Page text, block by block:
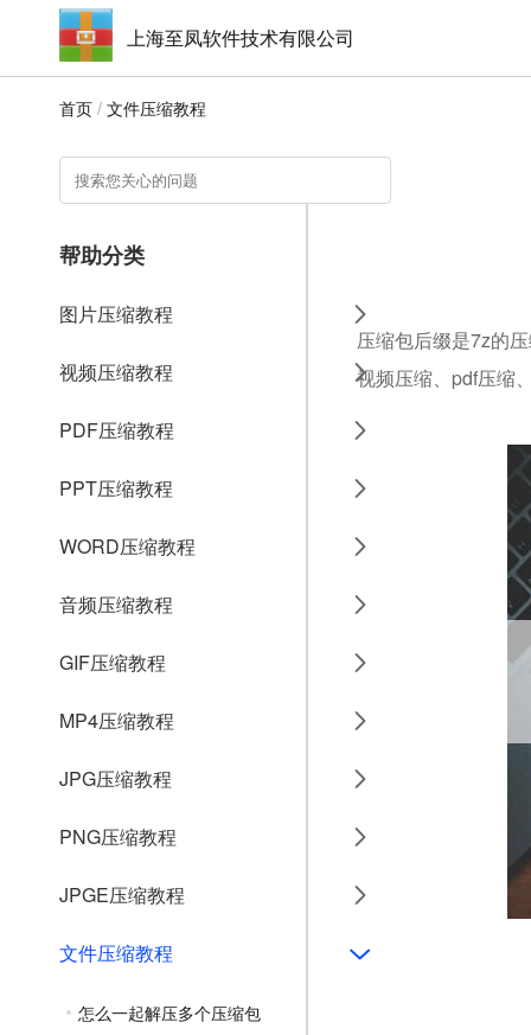
上海至凤软件技术有限公司
首页 / 文件压缩教程
帮助分类
图片压缩教程
视频压缩教程
PDF压缩教程
PPT压缩教程
WORD压缩教程
音频压缩教程
GIF压缩教程
MP4压缩教程
JPG压缩教程
PNG压缩教程
JPGE压缩教程
文件压缩教程
怎么一起解压多个压缩包
压缩包后缀是7z的
视频压缩、pdf压缩